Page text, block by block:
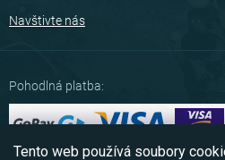
Tento web používá soubory
Navštivte nás
Pohodlná platba: